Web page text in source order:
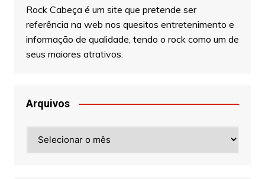
Rock Cabeça é um site que pretende ser
referência na web nos quesitos entretenimento e
informação de qualidade, tendo o rock como um de
seus maiores atrativos.
Arquivos